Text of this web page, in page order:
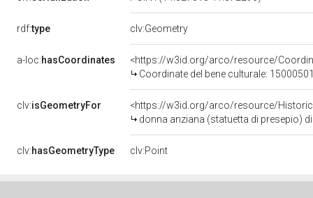
rdf:type clv:Geometry
a-loc:hasCoordinates
<https://w3id.org/arco/resource/
Coordinate del bene culturale:
clv:isGeometryFor
<https://w3id.org/arco/resource/
donna anziana (statuetta di presepio)
clv:hasGeometryType clv:Point